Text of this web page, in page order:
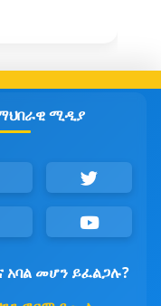
ሚዲያ
አባል መሆን ይፈልጋሉ?